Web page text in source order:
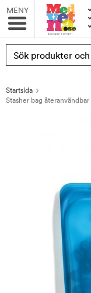
MENY
Startsida
Stasher bag